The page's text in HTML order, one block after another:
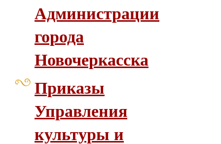
Администрации
города
Новочеркасска
Приказы
Управления
культуры и